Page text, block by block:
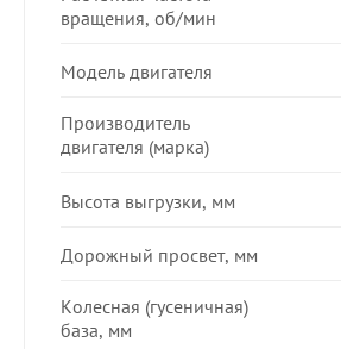
вращения, об/мин
Модель двигателя
Производитель
двигателя (марка)
Высота выгрузки, мм
Дорожный просвет, мм
Колесная (гусеничная)
база, мм